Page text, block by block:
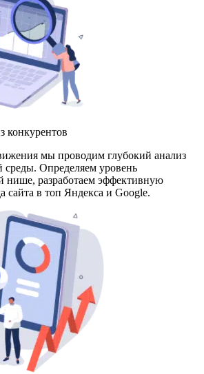
конкурентов
мы проводим глубокий анализ
среды. Определяем уровень
нише, разработаем эффективную
сайта в топ Яндекса и Google.